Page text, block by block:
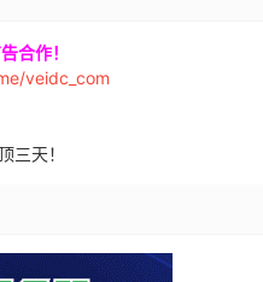
合作！
veidc_com
三天！